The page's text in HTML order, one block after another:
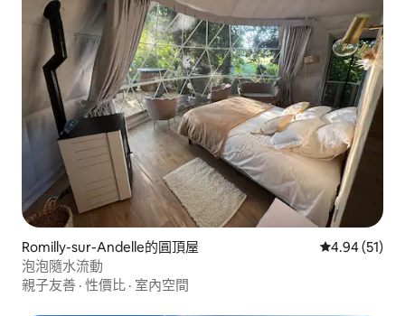
Romilly-sur-Andelle的圓頂屋 從 51 則評價
4.94 (51)
泡泡隨水流動
親子友善 · 性價比 · 室內空間